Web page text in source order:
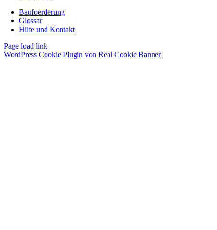
Baufoerderung
Glossar
Hilfe und Kontakt
Page load link
WordPress Cookie Plugin von Real Cookie Banner